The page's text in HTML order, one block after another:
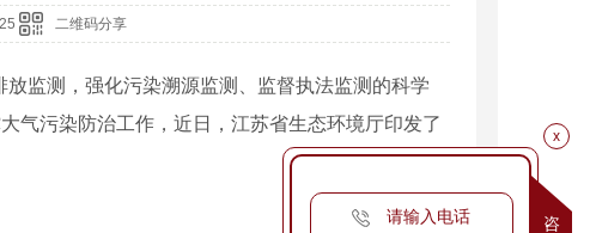
二维码分享
监测，强化污染溯源监测、监督执法监测的科学
气污染防治工作，近日，江苏省生态环境厅印发了
x
咨
请输入电话